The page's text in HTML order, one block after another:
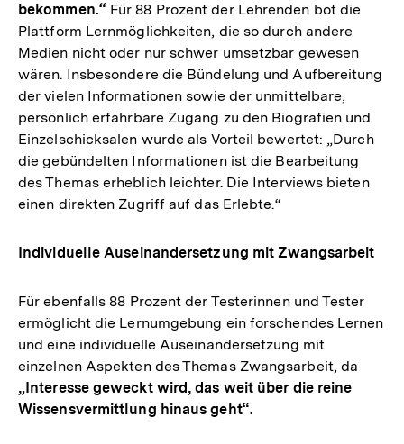
bekommen.“ Für 88 Prozent der Lehrenden bot die
Plattform Lernmöglichkeiten, die so durch andere
Medien nicht oder nur schwer umsetzbar gewesen
wären. Insbesondere die Bündelung und Aufbereitung
der vielen Informationen sowie der unmittelbare,
persönlich erfahrbare Zugang zu den Biografien und
Einzelschicksalen wurde als Vorteil bewertet: „Durch
die gebündelten Informationen ist die Bearbeitung
des Themas erheblich leichter. Die Interviews bieten
einen direkten Zugriff auf das Erlebte.“
Individuelle Auseinandersetzung mit Zwangsarbeit
Für ebenfalls 88 Prozent der Testerinnen und Tester
ermöglicht die Lernumgebung ein forschendes Lernen
und eine individuelle Auseinandersetzung mit
einzelnen Aspekten des Themas Zwangsarbeit, da
„Interesse geweckt wird, das weit über die reine
Wissensvermittlung hinaus geht“.